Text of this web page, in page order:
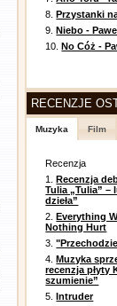
8.Przystanki
9.Niebo -
10.No Cóż -
RECENZJE
Muzyka Film
Recenzja
1.Recenzja
Tulia „Tulia” –
dzieła”
2.Everything
Nothing Hurt
3.
4.Muzyka
recenzja płyty
szumienie”
5.Intruder